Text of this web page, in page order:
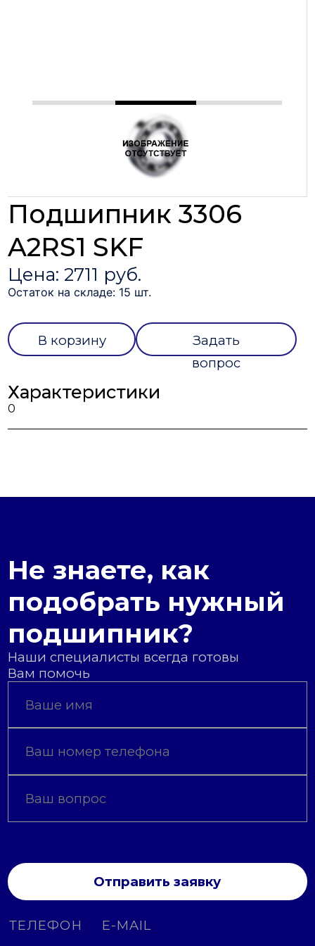
Подшипник 3306
A2RS1 SKF
Цена: 2711 руб.
Остаток на складе: 15 шт.
В корзину
Задать
вопрос
Характеристики
0
Не знаете, как
подобрать нужный
подшипник?
Наши специалисты всегда готовы
Вам помочь
Отправить заявку
ТЕЛЕФОН E-MAIL